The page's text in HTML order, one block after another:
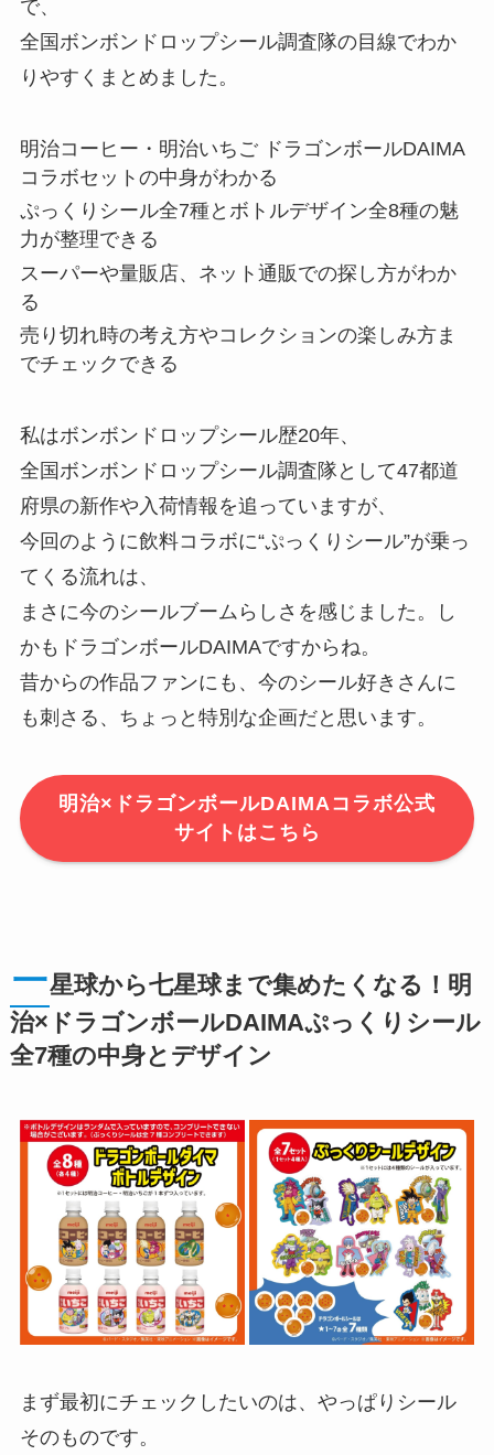
で、
全国ボンボンドロップシール調査隊の目線でわか
りやすくまとめました。
明治コーヒー・明治いちご ドラゴンボールDAIMA
コラボセットの中身がわかる
ぷっくりシール全7種とボトルデザイン全8種の魅
力が整理できる
スーパーや量販店、ネット通販での探し方がわか
る
売り切れ時の考え方やコレクションの楽しみ方ま
でチェックできる
私はボンボンドロップシール歴20年、
全国ボンボンドロップシール調査隊として47都道
府県の新作や入荷情報を追っていますが、
今回のように飲料コラボに“ぷっくりシール”が乗っ
てくる流れは、
まさに今のシールブームらしさを感じました。し
かもドラゴンボールDAIMAですからね。
昔からの作品ファンにも、今のシール好きさんに
も刺さる、ちょっと特別な企画だと思います。
明治×ドラゴンボールDAIMAコラボ公式
サイトはこちら
一星球から七星球まで集めたくなる！明
治×ドラゴンボールDAIMAぷっくりシール
全7種の中身とデザイン
まず最初にチェックしたいのは、やっぱりシール
そのものです。